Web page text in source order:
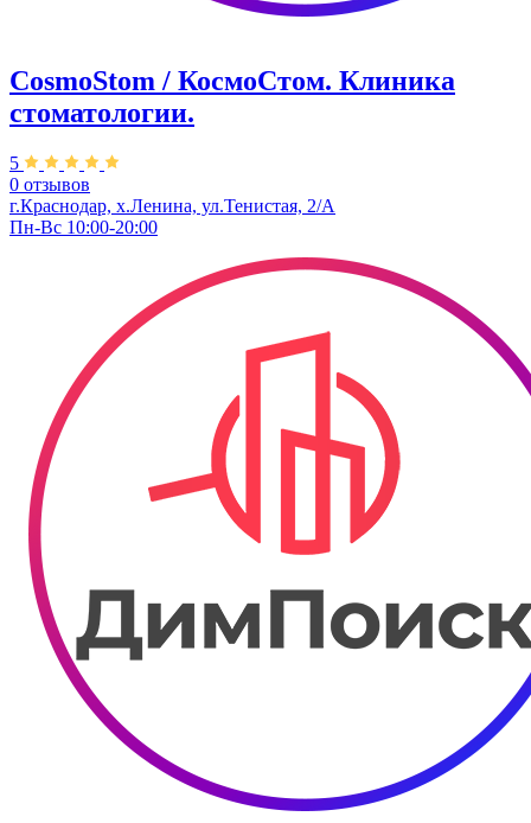
CosmoStom / КосмоСтом. Клиника
стоматологии.
5
0 отзывов
г.Краснодар, х.Ленина, ул.Тенистая, 2/А
Пн-Вс 10:00-20:00